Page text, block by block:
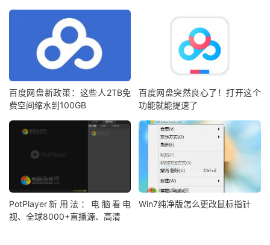
百度网盘新政策：这些人2TB免
费空间缩水到100GB
百度网盘突然良心了！打开这个
功能就能提速了
PotPlayer新用法：电脑看电
视、全球8000+直播源、高清
Win7纯净版怎么更改鼠标指针